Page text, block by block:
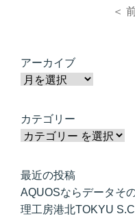
＜
アーカイブ
カテゴリー
最近の投稿
AQUOSならデータそ
理工房港北TOKYU